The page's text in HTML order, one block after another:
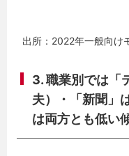
出所：2022年一般向け
3. 職業別では「
夫）・「新聞」
は両方とも低い